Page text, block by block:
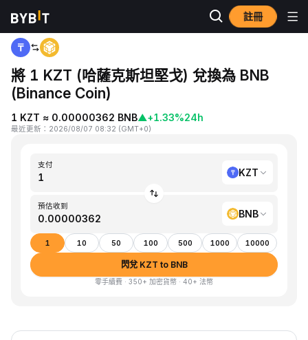
註冊
首頁 KZT to BNB
將 1 KZT (哈薩克斯坦堅戈) 兌換為 BNB
(Binance Coin)
1 KZT ≈ 0.00000362 BNB▲+1.33%24h
最近更新 ： 2026/08/07 08:32 (GMT+0)
支付
KZT
預估收到
BNB
1 10 50 100 500 1000 10000
閃兌 KZT to BNB
零手續費 · 350+ 加密貨幣 · 40+ 法幣